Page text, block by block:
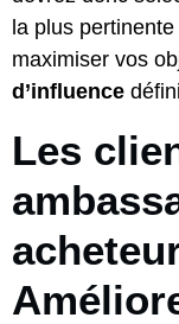
la plus
maximiser vos
d’influence
Les